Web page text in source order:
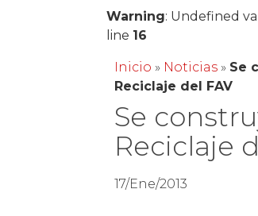
Warning: Undefined
line 16
Inicio » Noticias » Se
Reciclaje del FAV
Se
Reciclaje
17/Ene/2013